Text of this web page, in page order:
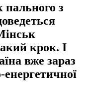
пального з
крок. І
вже зараз